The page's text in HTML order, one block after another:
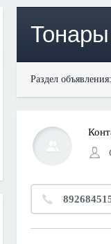
Раздел